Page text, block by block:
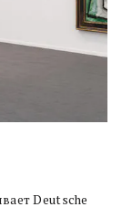
Deutsche